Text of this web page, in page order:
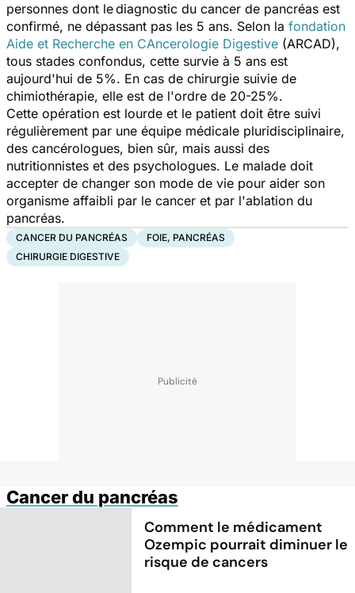
personnes dont lediagnostic du cancer de pancréas est
confirmé, ne dépassant pas les 5 ans. Selon la fondation
Aide et Recherche en CAncerologie Digestive (ARCAD),
tous stades confondus, cette survie à 5 ans est
aujourd'hui de 5%. En cas de chirurgie suivie de
chimiothérapie, elle est de l'ordre de 20-25%.
Cette opération est lourde et le patient doit être suivi
régulièrement par une équipe médicale pluridisciplinaire,
des cancérologues, bien sûr, mais aussi des
nutritionnistes et des psychologues. Le malade doit
accepter de changer son mode de vie pour aider son
organisme affaibli par le cancer et par l'ablation du
pancréas.
CANCER DU PANCRÉAS
FOIE, PANCRÉAS
CHIRURGIE DIGESTIVE
Cancer du pancréas
Comment le médicament
Ozempic pourrait diminuer le
risque de cancers